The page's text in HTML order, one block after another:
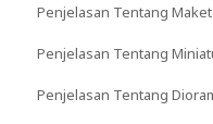
Penjelasan Tentang Maket
Penjelasan Tentang
Penjelasan Tentang